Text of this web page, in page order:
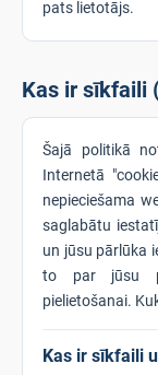
pats lietotājs.
Kas ir sīkfaili
Šajā politikā
Internetā
nepieciešama
saglabātu
un jūsu pārlūka
to par jūsu
pielietošanai.
Kas ir sīkfaili